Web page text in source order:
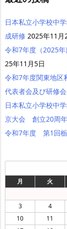
日本私立小学校中
成研修 2025年11月
令和7年度（2025
25年11月5日
令和7年度関東地区
代表者会及び研修
日本私立小学校中
京大会 創立20周
令和7年度 第1回
月
火
3
4
10
11